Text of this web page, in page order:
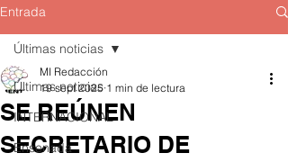
Entrada
Últimas noticias
INTERNACIONAL
Ensenada
Últimas noticias
SE REÚNEN
SECRETARIO DE
MI Redacción
19 sept 2025 1 min de lectura